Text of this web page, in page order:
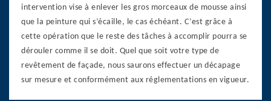
intervention vise à enlever les gros morceaux de mousse ainsi
que la peinture qui s’écaille, le cas échéant. C’est grâce à
cette opération que le reste des tâches à accomplir pourra se
dérouler comme il se doit. Quel que soit votre type de
revêtement de façade, nous saurons effectuer un décapage
sur mesure et conformément aux réglementations en vigueur.